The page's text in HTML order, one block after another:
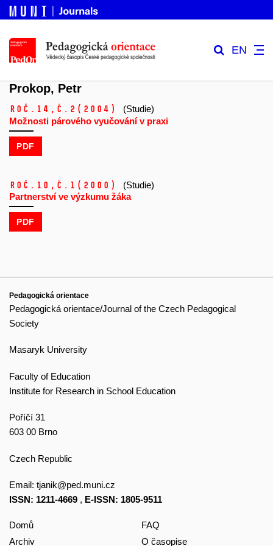
EN
Prokop, Petr
Roč.14, č.2 (2004)
(Studie)
Možnosti párového vyučování v praxi
PDF
Roč.10, č.1 (2000)
(Studie)
Partnerství ve výzkumu žáka
PDF
Pedagogická orientace
Pedagogická orientace/Journal of the Czech Pedagogical
Society
Masaryk University
Faculty of Education
Institute for Research in School Education
Poříčí 31
603 00 Brno
Czech Republic
Email: tjanik@ped.muni.cz
ISSN: 1211-4669 , E-ISSN: 1805-9511
Domů
Archiv
FAQ
O časopise